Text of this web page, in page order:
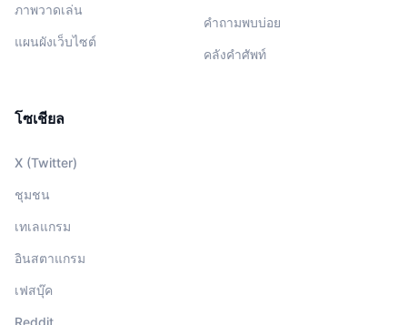
ภาพวาดเล่น
แผนผังเว็บไซต์
คำถามพบบ่อย
คลังคำศัพท์
โซเชียล
X (Twitter)
ชุมชน
เทเลแกรม
อินสตาแกรม
เฟสบุ๊ค